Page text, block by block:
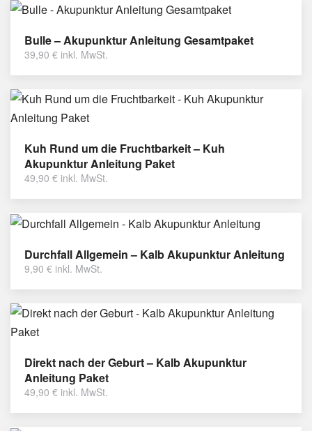
Bulle – Akupunktur Anleitung Gesamtpaket
39,90 € inkl. MwSt.
Kuh Rund um die Fruchtbarkeit – Kuh
Akupunktur Anleitung Paket
49,90 € inkl. MwSt.
Durchfall Allgemein – Kalb Akupunktur Anleitung
9,90 € inkl. MwSt.
Direkt nach der Geburt – Kalb Akupunktur
Anleitung Paket
49,90 € inkl. MwSt.